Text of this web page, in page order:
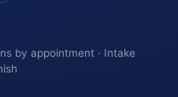
by appointment · Intake